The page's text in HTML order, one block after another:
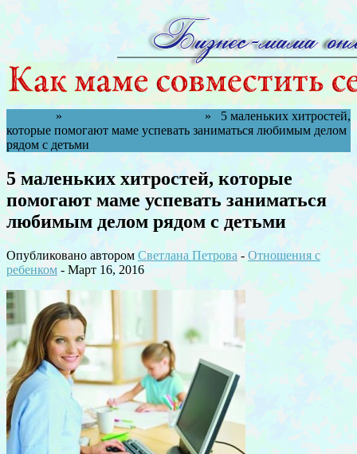
»
» 5 маленьких хитростей,
которые помогают маме успевать заниматься любимым делом
рядом с детьми
5 маленьких хитростей, которые
помогают маме успевать заниматься
любимым делом рядом с детьми
Опубликовано автором Светлана Петрова - Отношения с
ребенком - Март 16, 2016